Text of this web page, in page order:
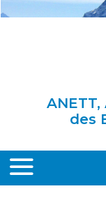
des